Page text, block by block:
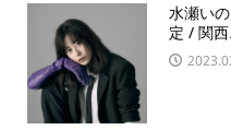
水瀬い
定 / 関